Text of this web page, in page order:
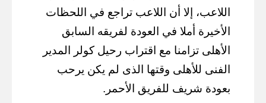
اللاعب، إلا أن اللاعب تراجع في اللحظات
الأخيرة أملا في العودة لفريقه السابق
الأهلى تزامنا مع اقتراب رحيل كولر المدير
الفنى للأهلى وقتها الذى لم يكن يرحب
بعودة شريف للفريق الأحمر.